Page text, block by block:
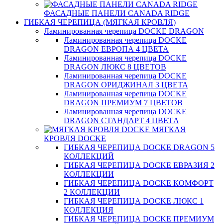
ФАСАДНЫЕ ПАНЕЛИ CANADA RIDGE
ГИБКАЯ ЧЕРЕПИЦА (МЯГКАЯ КРОВЛЯ)
Ламинированная черепица DOCKE DRAGON
Ламинированная черепица DOCKE
DRAGON ЕВРОПА 4 ЦВЕТА
Ламинированная черепица DOCKE
DRAGON ЛЮКС 8 ЦВЕТОВ
Ламинированная черепица DOCKE
DRAGON ОРИДЖИНАЛ 3 ЦВЕТА
Ламинированная черепица DOCKE
DRAGON ПРЕМИУМ 7 ЦВЕТОВ
Ламинированная черепица DOCKE
DRAGON СТАНДАРТ 4 ЦВЕТA
МЯГКАЯ
КРОВЛЯ DOCKE
ГИБКАЯ ЧЕРЕПИЦА DOCKE DRAGON 5
КОЛЛЕКЦИЙ
ГИБКАЯ ЧЕРЕПИЦА DOCKE ЕВРАЗИЯ 2
КОЛЛЕКЦИИ
ГИБКАЯ ЧЕРЕПИЦА DOCKE КОМФОРТ
2 КОЛЛЕКЦИИ
ГИБКАЯ ЧЕРЕПИЦА DOCKE ЛЮКС 1
КОЛЛЕКЦИЯ
ГИБКАЯ ЧЕРЕПИЦА DOCKE ПРЕМИУМ